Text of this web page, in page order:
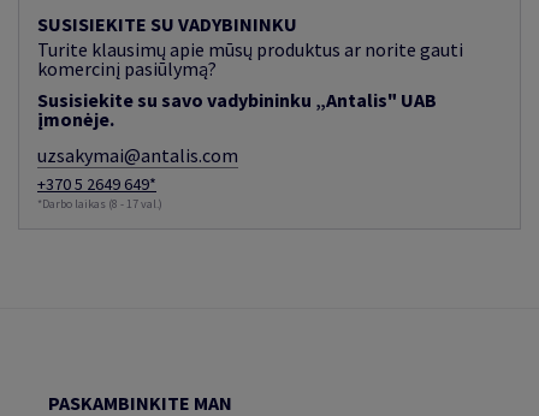
SUSISIEKITE SU VADYBININKU
Turite klausimų apie mūsų produktus ar norite gauti
komercinį pasiūlymą?
Susisiekite su savo vadybininku „Antalis" UAB
įmonėje.
uzsakymai@antalis.com
+370 5 2649 649*
*Darbo laikas (8 - 17 val.)
PASKAMBINKITE MAN